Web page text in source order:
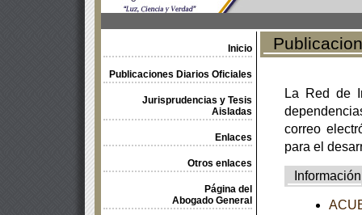
Inicio
Publicaciones Diarios Oficiales
Jurisprudencias y Tesis
Aisladas
Enlaces
Otros enlaces
Página del
Abogado General
La Red de
correo
para el
Información